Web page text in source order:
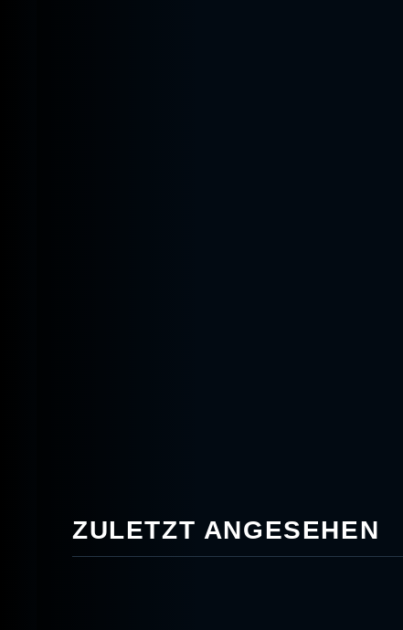
ZULETZT ANGESEHEN